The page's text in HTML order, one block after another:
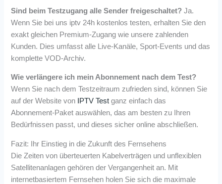
Sind beim Testzugang alle Sender freigeschaltet? Ja.
Wenn Sie bei uns iptv 24h kostenlos testen, erhalten Sie den
exakt gleichen Premium-Zugang wie unsere zahlenden
Kunden. Dies umfasst alle Live-Kanäle, Sport-Events und das
komplette VOD-Archiv.
Wie verlängere ich mein Abonnement nach dem Test?
Wenn Sie nach dem Testzeitraum zufrieden sind, können Sie
auf der Website von
IPTV Test ganz einfach das
Abonnement-Paket auswählen, das am besten zu Ihren
Bedürfnissen passt, und dieses sicher online abschließen.
Fazit: Ihr Einstieg in die Zukunft des Fernsehens
Die Zeiten von überteuerten Kabelverträgen und unflexiblen
Satellitenanlagen gehören der Vergangenheit an. Mit
internetbasiertem Fernsehen holen Sie sich die maximale